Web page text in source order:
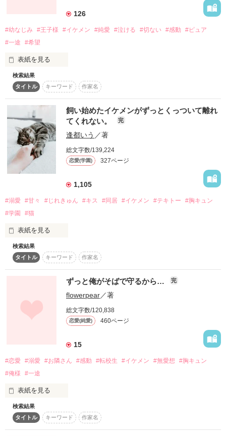
「好きなんて口先だけでしょう？」
無自覚 美少女
♡ー ー ー ー ー ー ー ーー ー ー ー♡
「バカなの？
意外と物覚え悪いね」
「生意気なことばっかり
言ってる口は、塞ぐよ？」
彼は、私にだけイジワルで。
「お前のこと、もう
１秒も離したくない」
「その可愛い顔
俺だけにしか
お砂糖みたいに甘い。
「俺が好きなのは、
ずっとお前だけ」
私は、どんどん惹かれていく──。
淋しそうなキミに、寄り添いたいと思っただけ。
126
#幼なじみ #王子様 #イケメン #純愛 #泣ける #切ない #感動 #ピュア
#一途
#希望
表紙を見る
ずっとずっと
願っていたことがある
キミの心に届くまで
何度だって伝えたい
でも、ごめんね
キミが苦しんでいることに
気付けなかった
検索結果
タイトル
キーワード 作家名
飼い始めたイケメンがずっとくっついて離れ
てくれない。
完
逢都いう ／著
総文字数/139,224
恋愛(学園) 327ページ
1,105
#溺愛 #甘々 #じれきゅん #キス #同居 #イケメン #テキトー
#胸キュン
#学園
#猫
表紙を見る
ある日、猫を拾いました。
その猫を抱き上げたら、
「なっ、夏宮くん！？」
クラスメイトのイケメンくん（全裸）に変身しました…！？
「なるほど。凛に触ると人間に戻れるのか」
夢みたいな話だけど、夢じゃない。
夏宮くんは私がいないと、
検索結果
タイトル
キーワード 作家名
ずっと俺がそばで守るから… 完
flowerpear／著
総文字数/120,838
恋愛(純愛) 460ページ
15
#恋愛 #溺愛 #お隣さん #感動 #転校生 #イケメン #無愛想
#胸キュン
#俺様
#一途
表紙を見る
両親を火事で失ったわたしは親戚の人と一緒に暮らしていたけ
ど、親戚の人が急に海外に行かないといけなくなって今日から
一人暮らし！
検索結果
タイトル
キーワード 作家名